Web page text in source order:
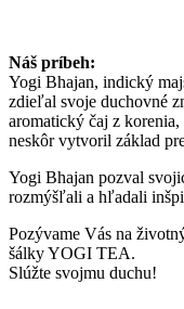
Náš príbeh:
Yogi Bhajan, indický
zdieľal svoje duchovné
aromatický čaj z
neskôr vytvoril základ
Yogi Bhajan pozval
rozmýšľali a hľadali
Pozývame Vás na
šálky YOGI TEA.
Slúžte svojmu duchu!